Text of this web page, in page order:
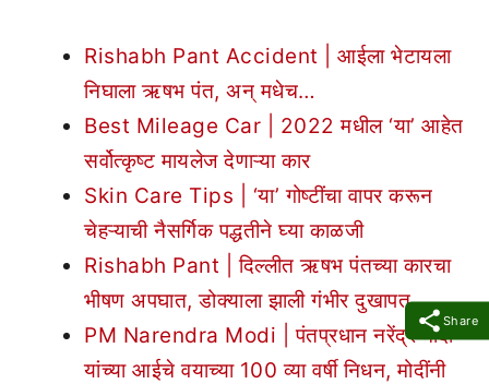
Share
Rishabh Pant Accident | आईला भेटायला
निघाला ऋषभ पंत, अन् मधेच…
Best Mileage Car | 2022 मधील ‘या’ आहेत
सर्वोत्कृष्ट मायलेज देणाऱ्या कार
Skin Care Tips | ‘या’ गोष्टींचा वापर करून
चेहऱ्याची नैसर्गिक पद्धतीने घ्या काळजी
Rishabh Pant | दिल्लीत ऋषभ पंतच्या कारचा
भीषण अपघात, डोक्याला झाली गंभीर दुखापत
PM Narendra Modi | पंतप्रधान नरेंद्र मोदी
यांच्या आईचे वयाच्या 100 व्या वर्षी निधन, मोदींनी